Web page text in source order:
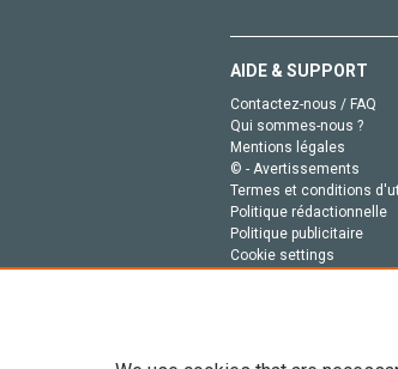
AIDE & SUPPORT
Contactez-nous / FAQ
Qui sommes-nous ?
Mentions légales
© - Avertissements
Termes et conditions
Politique rédactionnelle
Politique publicitaire
Cookie settings